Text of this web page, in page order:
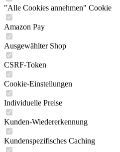
"Alle Cookies annehmen" Cookie
Amazon Pay
Ausgewählter Shop
CSRF-Token
Cookie-Einstellungen
Individuelle Preise
Kunden-Wiedererkennung
Kundenspezifisches Caching